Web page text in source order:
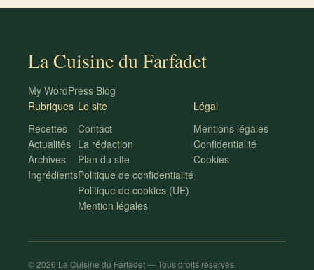
La Cuisine du Farfadet
My WordPress Blog
Rubriques
Recettes
Actualités
Archives
Ingrédients
Le site
Contact
La rédaction
Plan du site
Politique de confidentialité
Politique de cookies (UE)
Mention légales
Légal
Mentions légales
Confidentialité
Cookies
© 2026 La Cuisine du Farfadet — Tous droits réservés.